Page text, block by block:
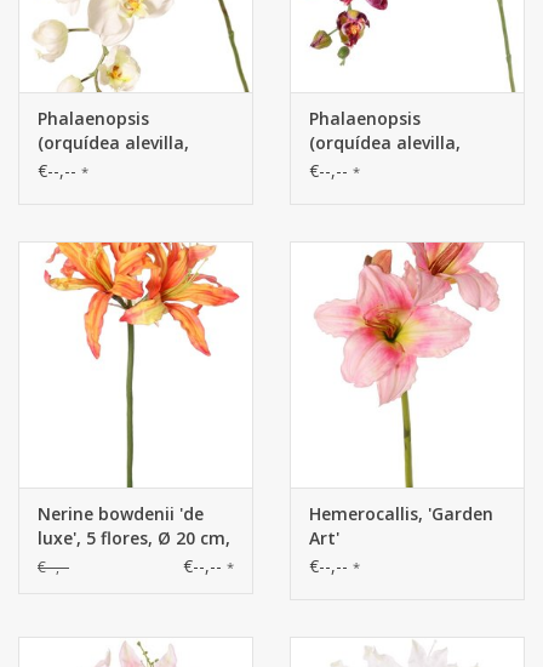
Phalaenopsis
(orquídea alevilla,
orquídea mariposa,
€--,-- *
Phalaenopsis
(orquídea alevilla,
orquídea mariposa,
€--,-- *
Nerine bowdenii 'de
luxe', 5 flores, Ø 20 cm,
70 cm
€--,-- €--,-- *
Hemerocallis, 'Garden
Art'
€--,-- *